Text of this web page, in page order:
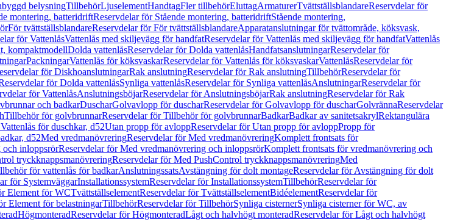
belysningTillbehörLjuselementHandtagFler tillbehörEluttagArmaturerTvättställsblandareReservdelar för
montering, batteridriftReservdelar för Stående montering, batteridriftStående montering,
För tvättställsblandareReservdelar för För tvättställsblandareApparatanslutningar för tvättområde, köksvask,
för VattenlåsVattenlås med skiljevägg för handfatReservdelar för Vattenlås med skiljevägg för handfatVattenlås
kompaktmodellDolda vattenlåsReservdelar för Dolda vattenlåsHandfatsanslutningarReservdelar för
PackningarVattenlås för köksvaskarReservdelar för Vattenlås för köksvaskarVattenlåsReservdelar för
för DiskhoanslutningarRak anslutningReservdelar för Rak anslutningTillbehörReservdelar för
för Dolda vattenlåsSynliga vattenlåsReservdelar för Synliga vattenlåsAnslutningarReservdelar för
för VattenlåsAnslutningsböjarReservdelar för AnslutningsböjarRak anslutningReservdelar för Rak
och badkarDuscharGolvavlopp för duscharReservdelar för Golvavlopp för duscharGolvrännaReservdelar
Tillbehör för golvbrunnarReservdelar för Tillbehör för golvbrunnarBadkarBadkar av sanitetsakrylRektangulära
för duschkar, d52Utan propp för avloppReservdelar för Utan propp för avloppPropp för
d52Med vredmanövreringReservdelar för Med vredmanövreringKomplett frontsats för
och inloppsrörReservdelar för Med vredmanövrering och inloppsrörKomplett frontsats för vredmanövrering och
tryckknappsmanövreringReservdelar för Med PushControl tryckknappsmanövreringMed
för vattenlås för badkarAnslutningssatsAvstängning för dolt montageReservdelar för Avstängning för dolt
för SystemväggarInstallationssystemReservdelar för InstallationssystemTillbehörReservdelar för
Element för WCTvättställselementReservdelar för TvättställselementBidéelementReservdelar för
Element för belastningarTillbehörReservdelar för TillbehörSynliga cisternerSynliga cisterner för WC, av
HögmonteradReservdelar för HögmonteradLågt och halvhögt monteradReservdelar för Lågt och halvhögt